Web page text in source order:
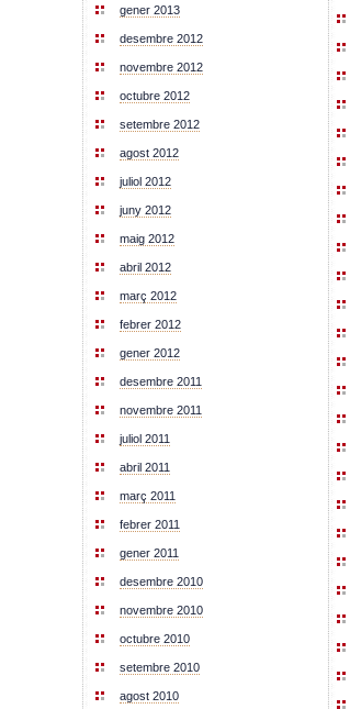
gener 2013
desembre 2012
novembre 2012
octubre 2012
setembre 2012
agost 2012
juliol 2012
juny 2012
maig 2012
abril 2012
març 2012
febrer 2012
gener 2012
desembre 2011
novembre 2011
juliol 2011
abril 2011
març 2011
febrer 2011
gener 2011
desembre 2010
novembre 2010
octubre 2010
setembre 2010
agost 2010